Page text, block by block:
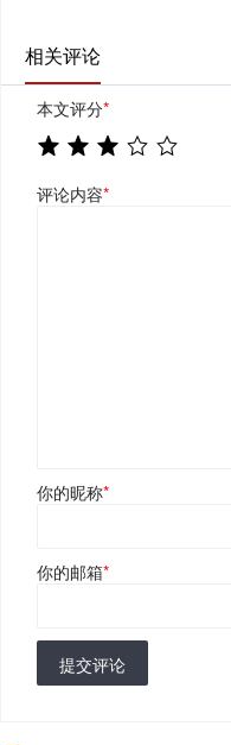
相关评论
本文评分*
评论内容*
你的昵称*
你的邮箱*
提交评论